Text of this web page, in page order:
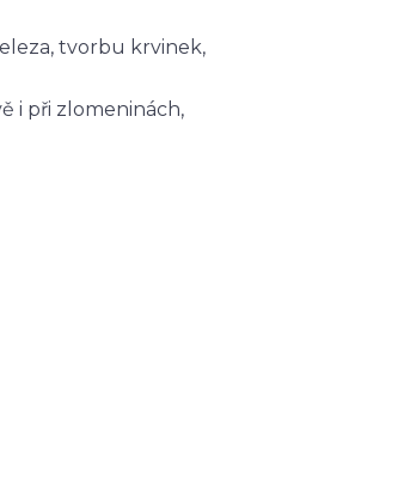
tvorbu krvinek,
i při zlomeninách,